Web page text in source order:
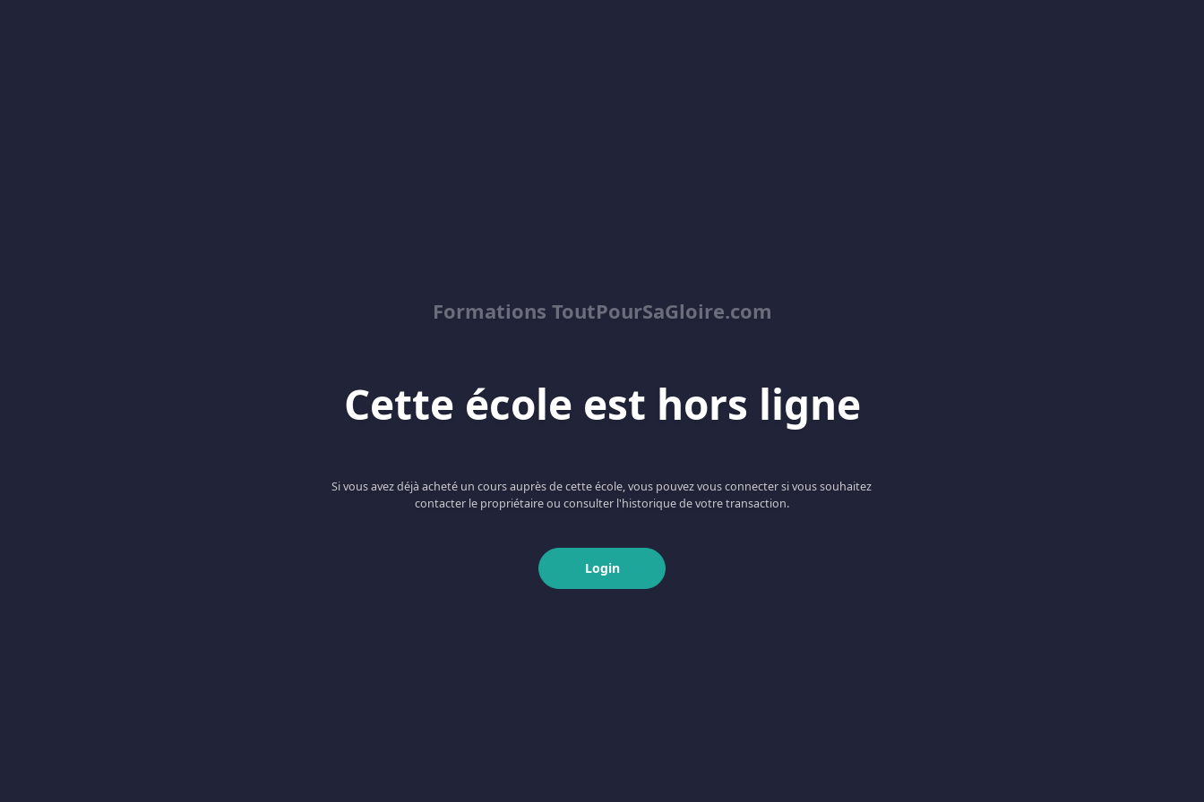
Formations ToutPourSaGloire.com
Cette école est hors ligne
Si vous avez déjà acheté un cours auprès de cette école, vous pouvez vous connecter si vous souhaitez
contacter le propriétaire ou consulter l'historique de votre transaction.
Login